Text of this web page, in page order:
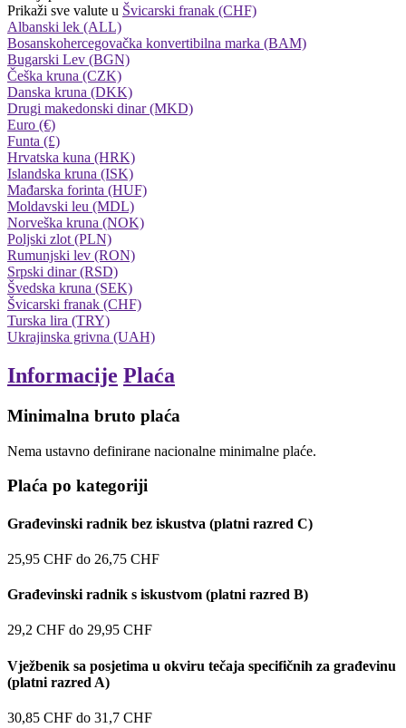
Prikaži sve valute u Švicarski franak (CHF)
Albanski lek (ALL)
Bosanskohercegovačka konvertibilna marka (BAM)
Bugarski Lev (BGN)
Češka kruna (CZK)
Danska kruna (DKK)
Drugi makedonski dinar (MKD)
Euro (€)
Funta (£)
Hrvatska kuna (HRK)
Islandska kruna (ISK)
Mađarska forinta (HUF)
Moldavski leu (MDL)
Norveška kruna (NOK)
Poljski zlot (PLN)
Rumunjski lev (RON)
Srpski dinar (RSD)
Švedska kruna (SEK)
Švicarski franak (CHF)
Turska lira (TRY)
Ukrajinska grivna (UAH)
Informacije Plaća
Minimalna bruto plaća
Nema ustavno definirane nacionalne minimalne plaće.
Plaća po kategoriji
Građevinski radnik bez iskustva (platni razred C)
25,95 CHF do 26,75 CHF
Građevinski radnik s iskustvom (platni razred B)
29,2 CHF do 29,95 CHF
Vježbenik sa posjetima u okviru tečaja specifičnih za građevinu
(platni razred A)
30,85 CHF do 31,7 CHF